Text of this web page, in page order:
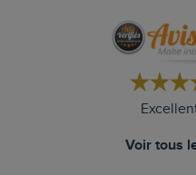
Voir tous